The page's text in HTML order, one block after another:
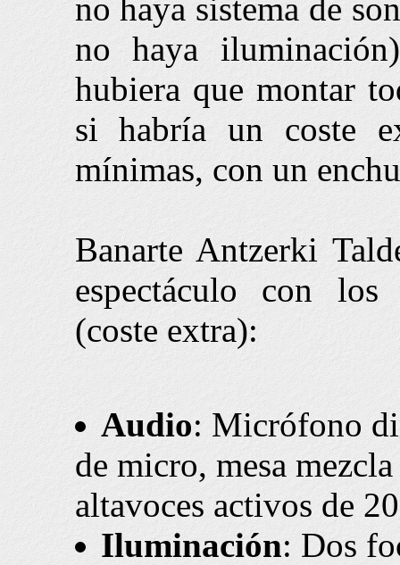
no haya sistema de
no haya
hubiera que montar
si habría un coste
mínimas, con un
Banarte Antzerki
espectáculo con los
(coste extra):
Audio: Micrófono
de micro, mesa
altavoces activos de
Iluminación: Dos